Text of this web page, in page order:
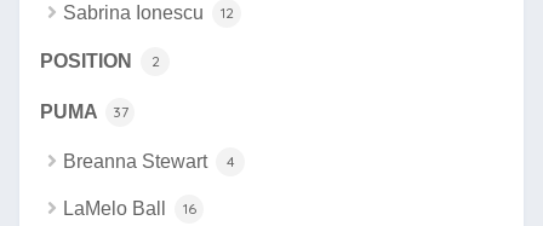
Sabrina Ionescu 12
POSITION 2
PUMA 37
Breanna Stewart 4
LaMelo Ball 16